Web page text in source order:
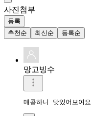
사진첨부
등록
추천순
최신순 등록순
망고빙수
매콤하니 맛있어보여요